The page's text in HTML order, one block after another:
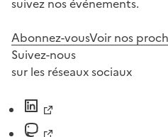
suivez nos événements.
Abonnez-vousVoir nos
Suivez-nous
sur les réseaux sociaux